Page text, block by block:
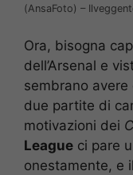
(AnsaFoto) –
Ora, bisogna
dell’Arsenal e
sembrano
due partite di
motivazioni dei
League ci pare
onestamente, e il